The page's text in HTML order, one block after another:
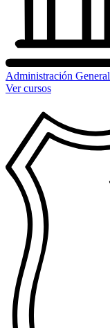
Administración General
Ver cursos